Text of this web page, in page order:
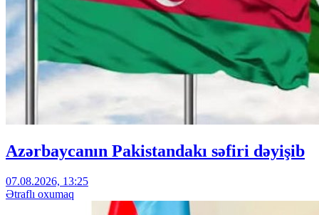
Azərbaycanın Pakistandakı səfiri dəyişib
07.08.2026, 13:25
Ətraflı oxumaq